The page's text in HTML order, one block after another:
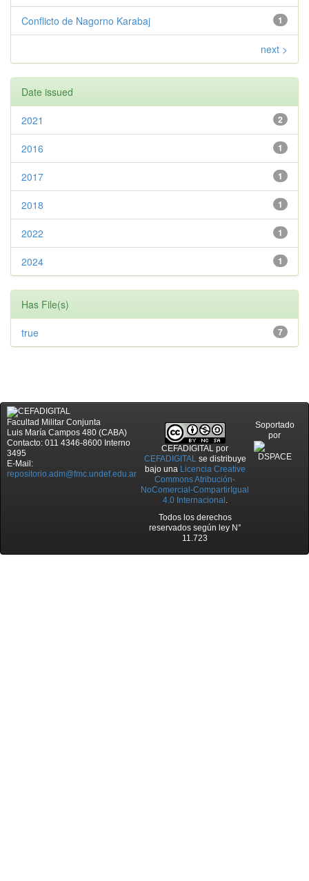
1
Conflicto de Nagorno Karabaj
next >
Date issued
2
2021
1
2016
1
2017
1
2018
1
2022
1
2024
Has File(s)
7
true
Facultad Militar Conjunta
Luis María Campos 480 (CABA)
Contacto: 011 4346-8600 Interno
3495
E-Mail:
repositorio.adm@fmc.undef.edu.ar
CEFADIGITAL por
CEFADIGITALse distribuye
bajo una Licencia Creative
Commons Atribución-
NoComercial-CompartirIgual
4.0 Internacional .
Todos los derechos
reservados según ley N°
11.723
Soportado
por